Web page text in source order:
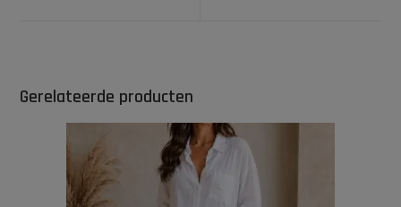
Gerelateerde producten